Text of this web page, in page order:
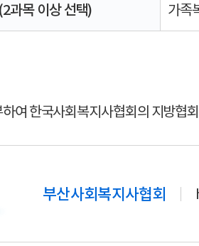
과목 이상 선택) 가족
여 한국사회복지사협회의 지방협
부산사회복지사협회